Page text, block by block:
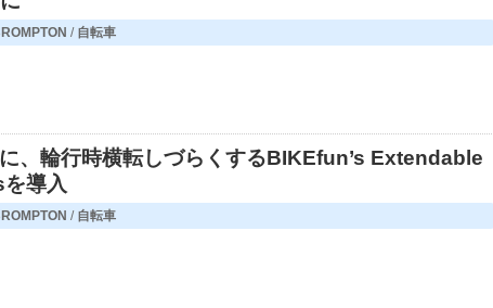
/ 自転車
、輪行時横転しづらくするBIKEfun’s Extendable
導入
/ 自転車